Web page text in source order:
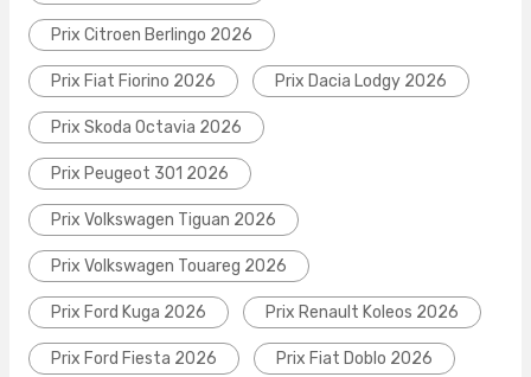
Prix Citroen Berlingo 2026
Prix Fiat Fiorino 2026 Prix Dacia Lodgy 2026
Prix Skoda Octavia 2026
Prix Peugeot 301 2026
Prix Volkswagen Tiguan 2026
Prix Volkswagen Touareg 2026
Prix Ford Kuga 2026 Prix Renault Koleos 2026
Prix Ford Fiesta 2026 Prix Fiat Doblo 2026